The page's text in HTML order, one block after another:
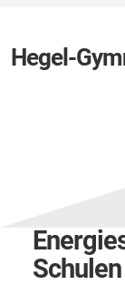
Hegel-
Schulen